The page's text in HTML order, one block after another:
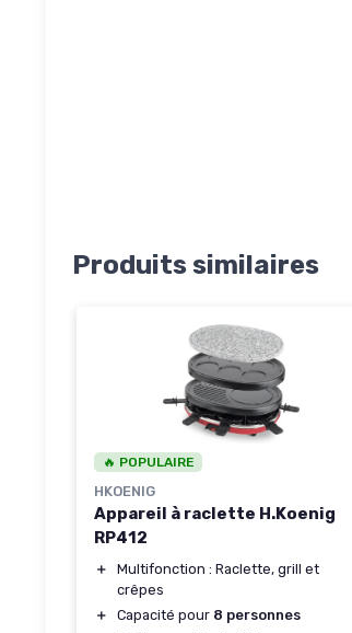
Produits similaires
🔥 POPULAIRE
HKOENIG
Appareil à raclette H.Koenig
RP412
＋
Multifonction : Raclette, grill et
crêpes
＋
Capacité pour 8 personnes